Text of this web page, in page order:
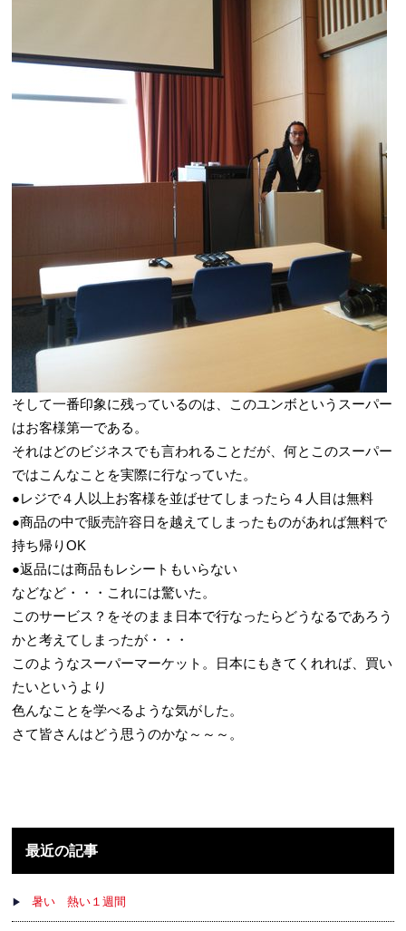
そして一番印象に残っているのは、このユンボというスーパー
はお客様第一である。
それはどのビジネスでも言われることだが、何とこのスーパー
ではこんなことを実際に行なっていた。
●レジで４人以上お客様を並ばせてしまったら４人目は無料
●商品の中で販売許容日を越えてしまったものがあれば無料で
持ち帰りOK
●返品には商品もレシートもいらない
などなど・・・これには驚いた。
このサービス？をそのまま日本で行なったらどうなるであろう
かと考えてしまったが・・・
このようなスーパーマーケット。日本にもきてくれれば、買い
たいというより
色んなことを学べるような気がした。
さて皆さんはどう思うのかな～～～。
最近の記事
暑い 熱い１週間